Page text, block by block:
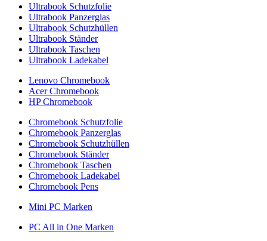
Ultrabook Schutzfolie
Ultrabook Panzerglas
Ultrabook Schutzhüllen
Ultrabook Ständer
Ultrabook Taschen
Ultrabook Ladekabel
Lenovo Chromebook
Acer Chromebook
HP Chromebook
Chromebook Schutzfolie
Chromebook Panzerglas
Chromebook Schutzhüllen
Chromebook Ständer
Chromebook Taschen
Chromebook Ladekabel
Chromebook Pens
Mini PC Marken
PC All in One Marken